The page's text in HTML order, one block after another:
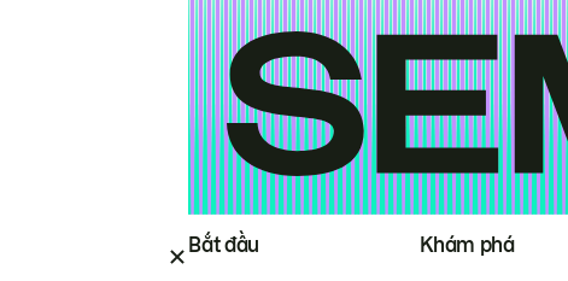
Bắt đầu Khám phá